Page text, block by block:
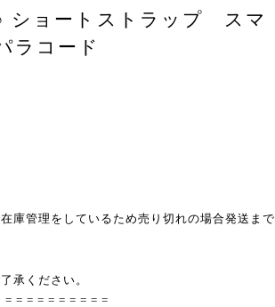
ショートストラップ スマ
ラコード
庫管理をしているため売り切れの場合発送まで
承ください。
= = = = = = = = =